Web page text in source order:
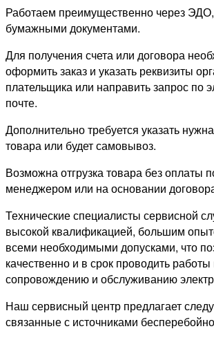
Работаем преимущественно через
бумажными документами.
Для получения счета или договора
оформить заказ и указать реквизиты
плательщика или направить запрос по
почте.
Дополнительно требуется указать
товара или будет самовывоз.
Возможна отгрузка товара без оплаты
менеджером или на основании
Технические специалисты сервисной
высокой квалификацией, большим
всеми необходимыми допусками, что
качественно и в срок проводить
сопровождению и обслуживанию
Наш сервисный центр предлагает
связанные с источниками